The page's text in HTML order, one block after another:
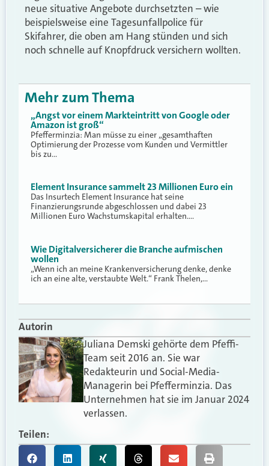
neue situative Angebote durchsetzten – wie
beispielsweise eine Tagesunfallpolice für
Skifahrer, die oben am Hang stünden und sich
noch schnelle auf Knopfdruck versichern wollten.
Mehr zum Thema
„Angst vor einem Markteintritt von Google oder
Amazon ist groß“
Pfefferminzia: Man müsse zu einer „gesamthaften
Optimierung der Prozesse vom Kunden und Vermittler
bis zu…
Element Insurance sammelt 23 Millionen Euro ein
Das Insurtech Element Insurance hat seine
Finanzierungsrunde abgeschlossen und dabei 23
Millionen Euro Wachstumskapital erhalten.…
Wie Digitalversicherer die Branche aufmischen
wollen
„Wenn ich an meine Krankenversicherung denke, denke
ich an eine alte, verstaubte Welt.“ Frank Thelen,…
Autorin
Juliana Demski gehörte dem Pfeffi-
Team seit 2016 an. Sie war
Redakteurin und Social-Media-
Managerin bei Pfefferminzia. Das
Unternehmen hat sie im Januar 2024
verlassen.
Teilen: